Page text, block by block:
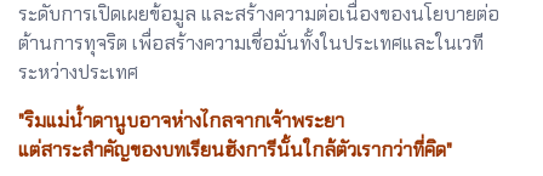
ระดับการเปิดเผยข้อมูล และสร้างความต่อเนื่องของนโยบายต่อ
ต้านการทุจริต เพื่อสร้างความเชื่อมั่นทั้งในประเทศและในเวที
ระหว่างประเทศ
"ริมแม่น้ำดานูบอาจห่างไกลจากเจ้าพระยา
แต่สาระสำคัญของบทเรียนฮังการีนั้นใกล้ตัวเรากว่าที่คิด"